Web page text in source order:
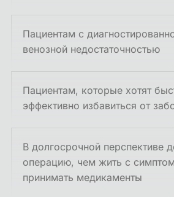
Пациентам с
венозной недостаточностью
Пациентам, которые хотят
эффективно избавиться от
В долгосрочной перспективе
операцию, чем жить с
принимать медикаменты